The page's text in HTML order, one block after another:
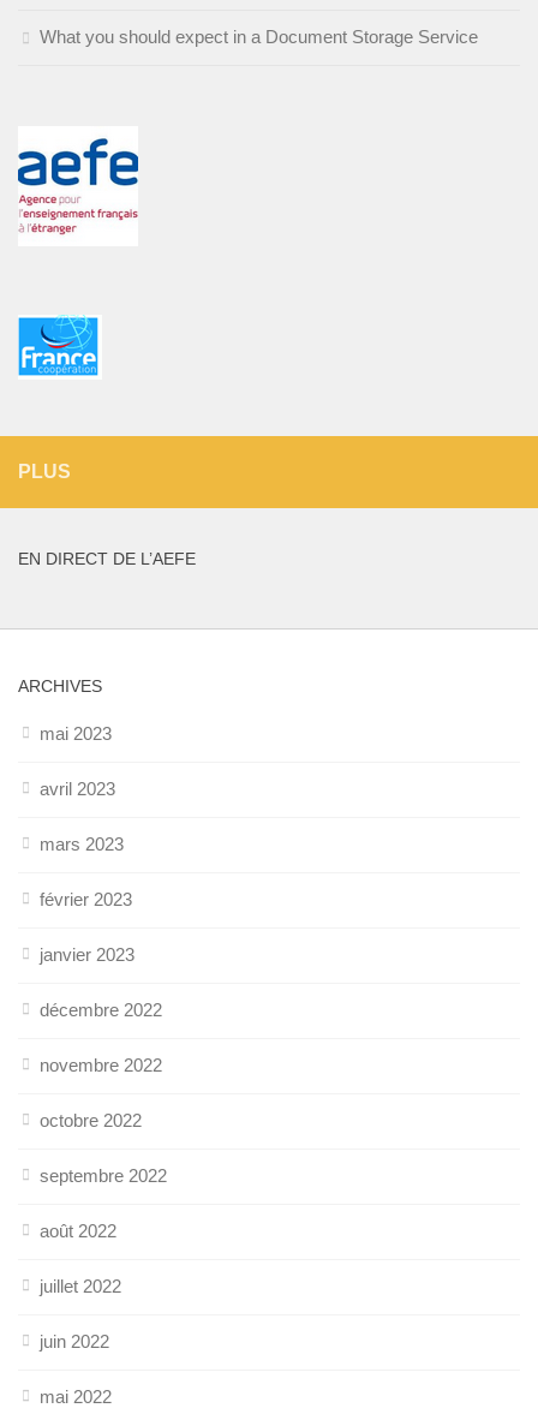
What you should expect in a Document Storage Service
PLUS
EN DIRECT DE L’AEFE
ARCHIVES
mai 2023
avril 2023
mars 2023
février 2023
janvier 2023
décembre 2022
novembre 2022
octobre 2022
septembre 2022
août 2022
juillet 2022
juin 2022
mai 2022